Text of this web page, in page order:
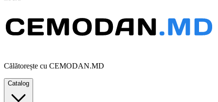
Călătorește cu CEMODAN.MD
Catalog